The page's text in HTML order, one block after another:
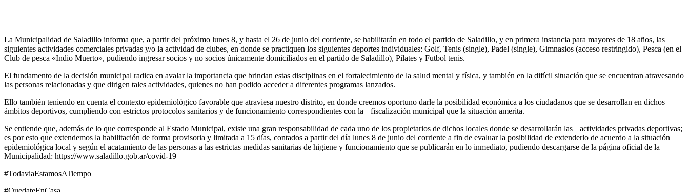
La Municipalidad de Saladillo informa que, a partir del próximo lunes 8, y hasta el 26 de junio del corriente, se habilitarán en todo el partido de Saladillo, y en primera instancia para mayores de 18 años, las
siguientes actividades comerciales privadas y/o la actividad de clubes, en donde se practiquen los siguientes deportes individuales: Golf, Tenis (single), Padel (single), Gimnasios (acceso restringido), Pesca (en el
Club de pesca «Indio Muerto», pudiendo ingresar socios y no socios únicamente domiciliados en el partido de Saladillo), Pilates y Futbol tenis.
El fundamento de la decisión municipal radica en avalar la importancia que brindan estas disciplinas en el fortalecimiento de la salud mental y física, y también en la difícil situación que se encuentran atravesando
las personas relacionadas y que dirigen tales actividades, quienes no han podido acceder a diferentes programas lanzados.
Ello también teniendo en cuenta el contexto epidemiológico favorable que atraviesa nuestro distrito, en donde creemos oportuno darle la posibilidad económica a los ciudadanos que se desarrollan en dichos
ámbitos deportivos, cumpliendo con estrictos protocolos sanitarios y de funcionamiento correspondientes con la fiscalización municipal que la situación amerita.
Se entiende que, además de lo que corresponde al Estado Municipal, existe una gran responsabilidad de cada uno de los propietarios de dichos locales donde se desarrollarán las actividades privadas deportivas;
es por esto que extendemos la habilitación de forma provisoria y limitada a 15 días, contados a partir del día lunes 8 de junio del corriente a fin de evaluar la posibilidad de extenderlo de acuerdo a la situación
epidemiológica local y según el acatamiento de las personas a las estrictas medidas sanitarias de higiene y funcionamiento que se publicarán en lo inmediato, pudiendo descargarse de la página oficial de la
Municipalidad: https://www.saladillo.gob.ar/covid-19
#TodaviaEstamosATiempo